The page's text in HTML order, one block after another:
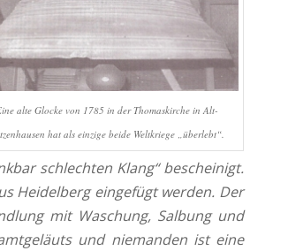
alte Glocke von 1785 in der Thomaskirche in Alt-
hat als einzige beide Weltkriege „überlebt“.
schlechten Klang“ bescheinigt.
Heidelberg eingefügt werden. Der
mit Waschung, Salbung und
und niemanden ist eine